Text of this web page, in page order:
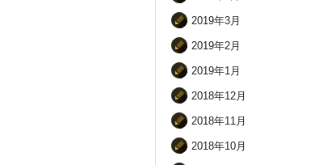
2019年3月
2019年2月
2019年1月
2018年12月
2018年11月
2018年10月